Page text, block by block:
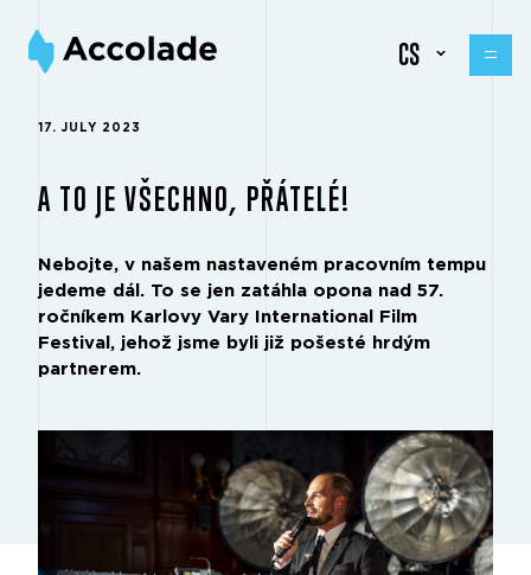
CS
17. JULY 2023
A TO JE VŠECHNO, PŘÁTELÉ!
Nebojte, v našem nastaveném pracovním tempu
jedeme dál. To se jen zatáhla opona nad 57.
ročníkem Karlovy Vary International Film
Festival, jehož jsme byli již pošesté hrdým
partnerem.